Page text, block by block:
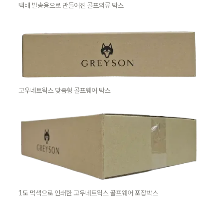
택배 발송용으로 만들어진 골프의류 박스
고우네트윅스 맞춤형 골프웨어 박스
1도 먹색으로 인쇄한 고우네트윅스 골프웨어 포장박스